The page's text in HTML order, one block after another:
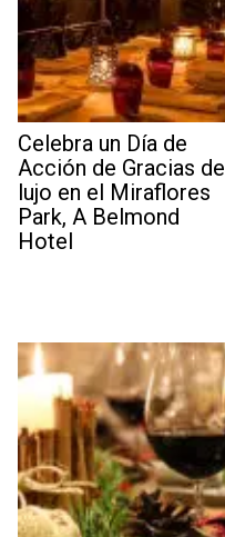
Celebra un Día de
Acción de Gracias de
lujo en el Miraflores
Park, A Belmond
Hotel